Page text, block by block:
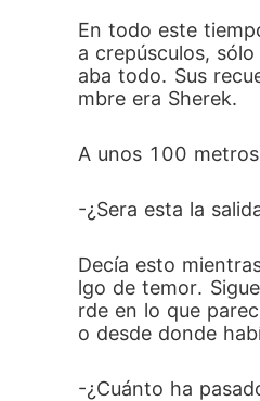
En todo este
a crepúsculos,
aba todo. Sus
mbre era Sherek.
A unos 100
-¿Sera esta la
Decía esto
lgo de temor.
rde en lo que
o desde donde
-¿Cuánto ha